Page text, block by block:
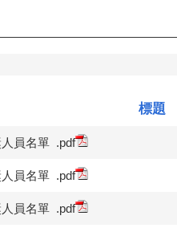
標題
員名單 .pdf
員名單 .pdf
員名單 .pdf